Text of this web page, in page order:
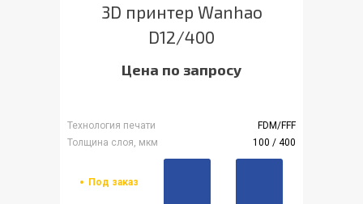
3D принтер Wanhao
D12/400
Цена по запросу
Технология печати
FDM/FFF
Толщина слоя, мкм
100 / 400
Под заказ